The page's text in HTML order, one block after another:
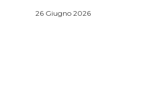
26 Giugno 2026